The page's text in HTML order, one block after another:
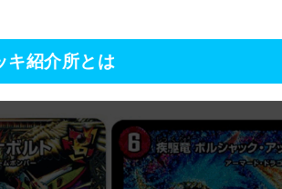
キ紹介所とは